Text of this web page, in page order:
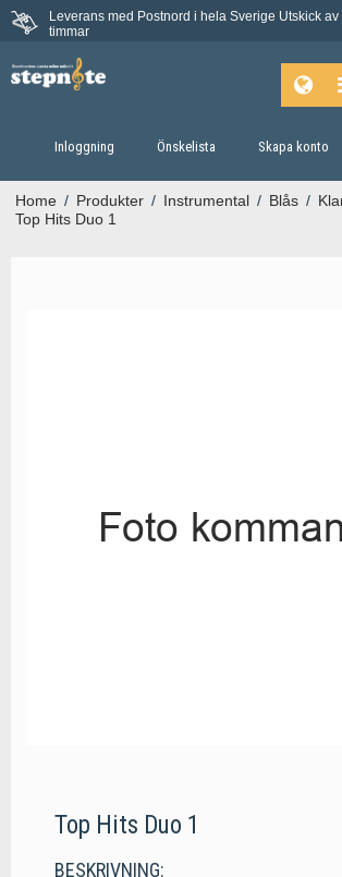
Leverans med Postnord i hela Sverige Utskick
timmar
Inloggning Önskelista Skapa konto
Home / Produkter / Instrumental / Blås /
Top Hits Duo 1
Top Hits Duo 1
BESKRIVNING: